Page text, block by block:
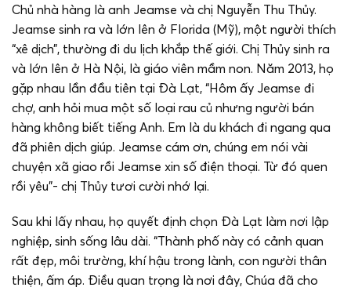
Chủ nhà hàng là anh Jeamse và chị Nguyễn Thu Thủy.
Jeamse sinh ra và lớn lên ở Florida (Mỹ), một người thích
“xê dịch”, thường đi du lịch khắp thế giới. Chị Thủy sinh ra
và lớn lên ở Hà Nội, là giáo viên mầm non. Năm 2013, họ
gặp nhau lần đầu tiên tại Đà Lạt, “Hôm ấy Jeamse đi
chợ, anh hỏi mua một số loại rau củ nhưng người bán
hàng không biết tiếng Anh. Em là du khách đi ngang qua
đã phiên dịch giúp. Jeamse cám ơn, chúng em nói vài
chuyện xã giao rồi Jeamse xin số điện thoại. Từ đó quen
rồi yêu”- chị Thủy tươi cười nhớ lại.
Sau khi lấy nhau, họ quyết định chọn Đà Lạt làm nơi lập
nghiệp, sinh sống lâu dài. “Thành phố này có cảnh quan
rất đẹp, môi trường, khí hậu trong lành, con người thân
thiện, ấm áp. Điều quan trọng là nơi đây, Chúa đã cho